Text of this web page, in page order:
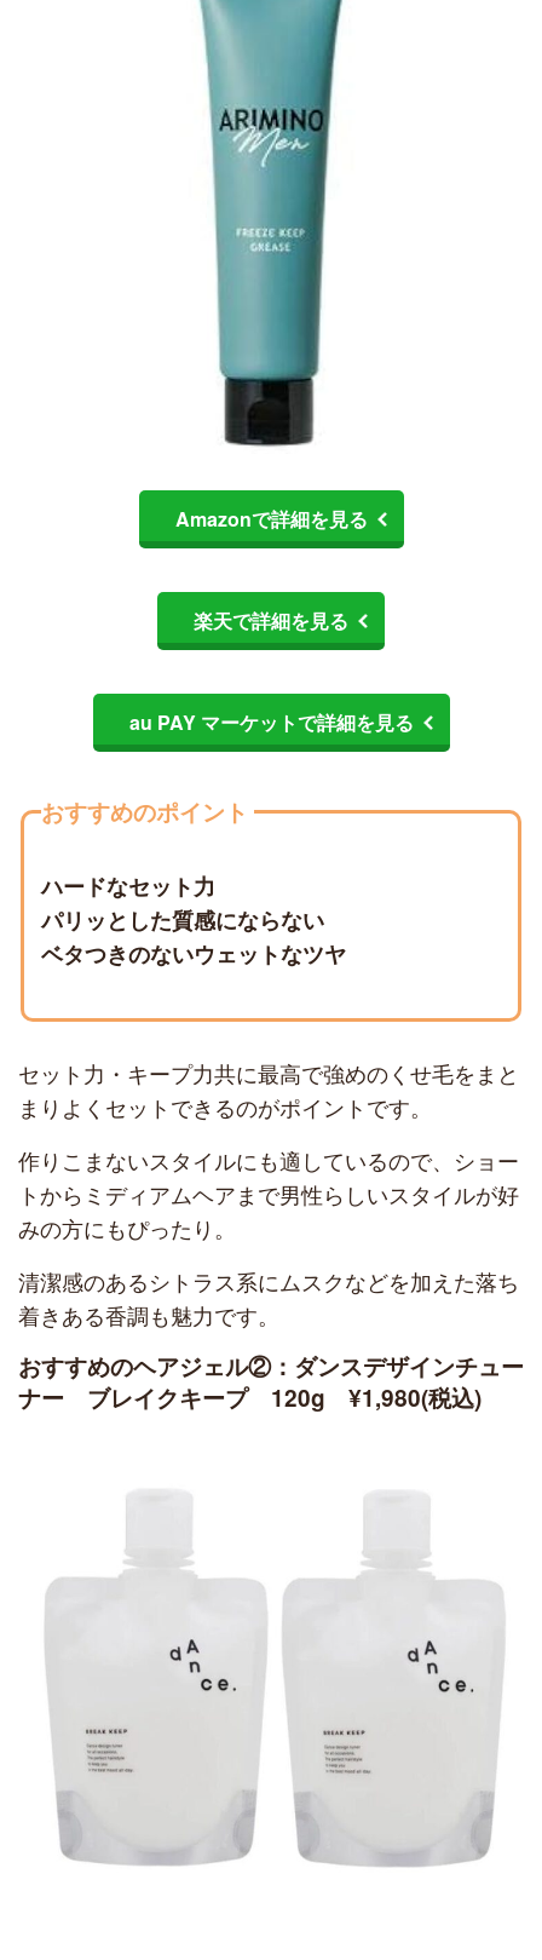
Amazonで詳細を見る
楽天で詳細を見る
au PAY マーケットで詳細を見る
おすすめのポイント
ハードなセット力
パリッとした質感にならない
ベタつきのないウェットなツヤ
セット力・キープ力共に最高で強めのくせ毛をまと
まりよくセットできるのがポイントです。
作りこまないスタイルにも適しているので、ショー
トからミディアムヘアまで男性らしいスタイルが好
みの方にもぴったり。
清潔感のあるシトラス系にムスクなどを加えた落ち
着きある香調も魅力です。
おすすめのヘアジェル②：ダンスデザインチュー
ナー ブレイクキープ 120g ¥1,980(税込)